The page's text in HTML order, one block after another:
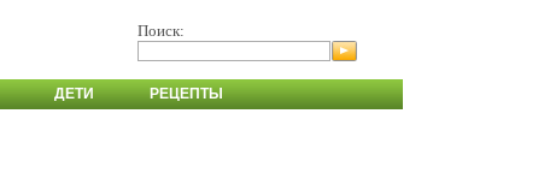
Поиск:
ДЕТИ РЕЦЕПТЫ